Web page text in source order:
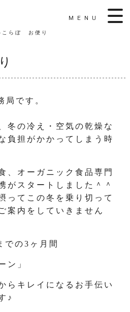
MENU
こらぼ お便り
局です。
冬の冷え・空気の乾燥な
負担がかかってしまう時
、オーガニック食品専門
がスタートしました＾＾
ってこの冬を乗り切って
案内をしていきません
での3ヶ月間
ン」
らキレイになるお手伝い
♪